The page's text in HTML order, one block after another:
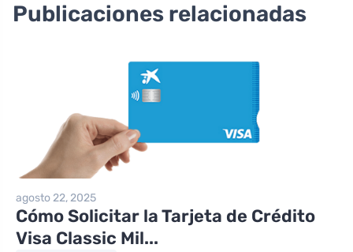
Publicaciones relacionadas
agosto 22, 2025
Cómo Solicitar la Tarjeta de Crédito
Visa Classic Mil...